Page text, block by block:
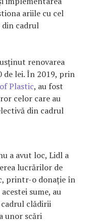
ariile cu cel
din cadrul
renovarea
de lei. În 2019, prin
Plastic, au fost
celor care au
din cadrul
a avut loc, Lidl a
lucrărilor de
printr-o donație în
sume, au
clădirii
unor scări